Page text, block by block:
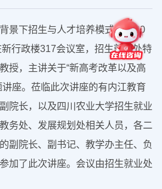
景下招生与人才培养模式，2020
行政楼317会议室，招生就业处特
授，主讲关于“新高考改革以及高
座。莅临此次讲座的有内江教育
院长，以及四川农业大学招生就业
务处、发展规划处相关人员，各二
副院长、副书记、教学办主任、负
加了此次讲座。会议由招生就业处